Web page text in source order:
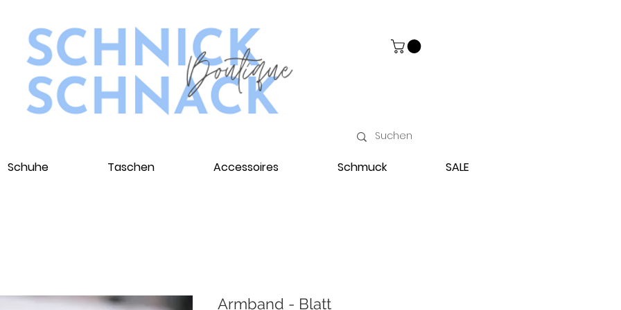
Schuhe Taschen Accessoires Schmuck SALE
Armband - Blatt